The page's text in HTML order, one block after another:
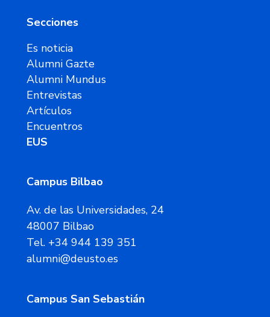
Secciones
Es noticia
Alumni Gazte
Alumni Mundus
Entrevistas
Artículos
Encuentros
EUS
Campus Bilbao
Av. de las Universidades, 24
48007 Bilbao
Tel. +34 944 139 351
alumni@deusto.es
Campus San Sebastián